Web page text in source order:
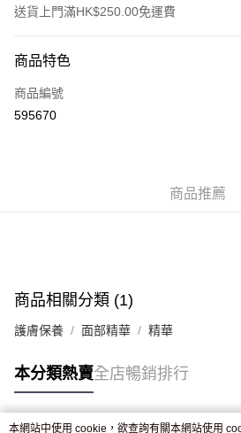
送貨上門滿HK$250.00免運費
信用卡
Apple Pay
付款後門市自取，訂單確認後2-4個工作
商品特色
商品編號
595670
商品推薦
商品相關分類 (1)
護膚保養 面部精華 精華
本分類熱賣全店暢銷排行
本網站中使用 cookie，欲查詢有關本網站使用